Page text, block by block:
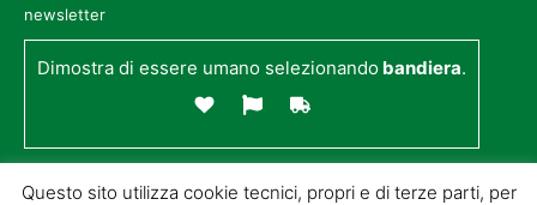
newsletter
Dimostra di essere umano selezionando bandiera.
Questo sito utilizza cookie tecnici, propri e di terze parti, per